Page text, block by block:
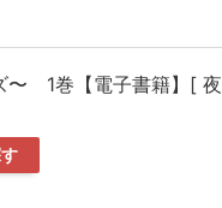
〜 1巻【電子書籍】[ 夜